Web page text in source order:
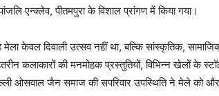
एन्क्लेव, पीतमपुरा के विशाल प्रांगण में किया गया।
मेला केवल दिवाली उत्सव नहीं था, बल्कि सांस्कृतिक,
कलाकारों की मनमोहक प्रस्तुतियों, विभिन्न खेलों के
ओसवाल जैन समाज की सपरिवार उपस्थिति ने मेले को और